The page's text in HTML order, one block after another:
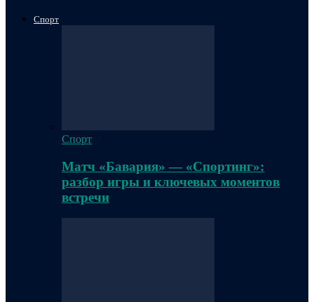
Спорт
Спорт
Матч «Бавария» — «Спортинг»:
разбор игры и ключевых моментов
встречи